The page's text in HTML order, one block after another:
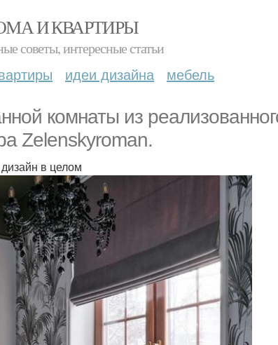
И КВАРТИРЫ
советы, интересные статьи
идеи дизайна мебель
комнаты из
Zelenskyroman.
в целом